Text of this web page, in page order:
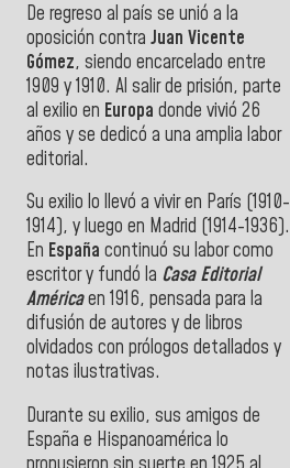
De regreso al país se unió a la
oposición contra Juan Vicente
Gómez, siendo encarcelado entre
1909 y 1910. Al salir de prisión, parte
al exilio en Europa donde vivió 26
años y se dedicó a una amplia labor
editorial.
Su exilio lo llevó a vivir en París (1910-
1914), y luego en Madrid (1914-1936).
En España continuó su labor como
escritor y fundó la Casa Editorial
Américaen 1916, pensada para la
difusión de autores y de libros
olvidados con prólogos detallados y
notas ilustrativas.
Durante su exilio, sus amigos de
España e Hispanoamérica lo